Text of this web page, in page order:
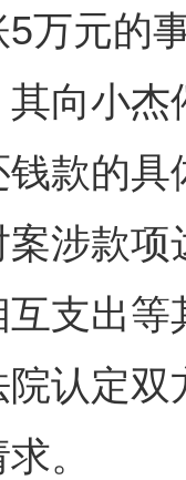
万元的
其向小
款的
涉款
支出
认定
。